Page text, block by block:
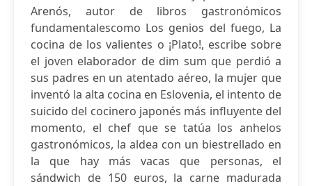
Arenós, autor de libros gastronómicos
fundamentalescomo Los genios del fuego, La
cocina de los valientes o ¡Plato!, escribe sobre
el joven elaborador de dim sum que perdió a
sus padres en un atentado aéreo, la mujer que
inventó la alta cocina en Eslovenia, el intento de
suicido del cocinero japonés más influyente del
momento, el chef que se tatúa los anhelos
gastronómicos, la aldea con un biestrellado en
la que hay más vacas que personas, el
sándwich de 150 euros, la carne madurada